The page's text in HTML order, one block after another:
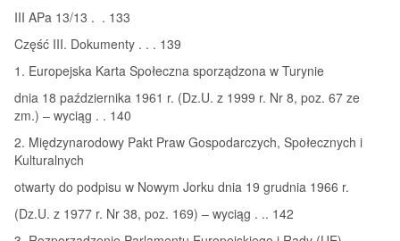
III APa 13/13 . . 133
Część III. Dokumenty . . . 139
1. Europejska Karta Społeczna sporządzona w Turynie
dnia 18 października 1961 r. (Dz.U. z 1999 r. Nr 8, poz. 67 ze
zm.) – wyciąg . . 140
2. Międzynarodowy Pakt Praw Gospodarczych, Społecznych i
Kulturalnych
otwarty do podpisu w Nowym Jorku dnia 19 grudnia 1966 r.
(Dz.U. z 1977 r. Nr 38, poz. 169) – wyciąg . .. 142